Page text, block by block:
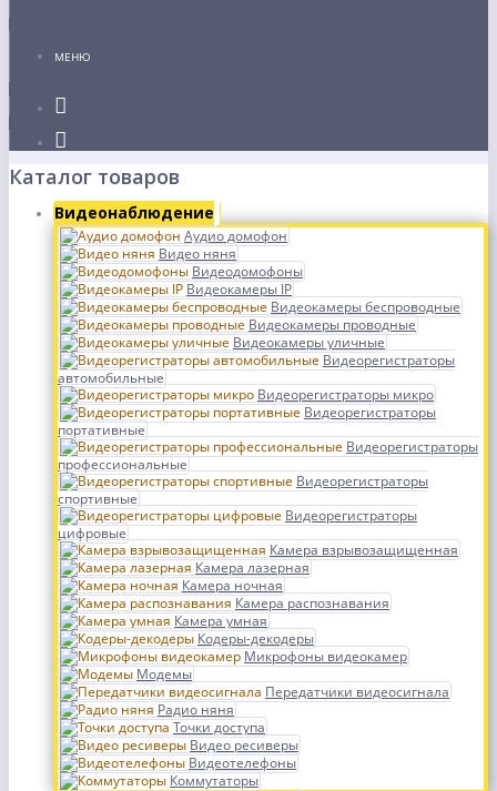
МЕНЮ
Каталог товаров
Видеонаблюдение
Аудио домофон
Видео няня
Видеодомофоны
Видеокамеры IP
Видеокамеры беспроводные
Видеокамеры проводные
Видеокамеры уличные
Видеорегистраторы
автомобильные
Видеорегистраторы микро
Видеорегистраторы
портативные
Видеорегистраторы
профессиональные
Видеорегистраторы
спортивные
Видеорегистраторы
цифровые
Камера взрывозащищенная
Камера лазерная
Камера ночная
Камера распознавания
Камера умная
Кодеры-декодеры
Микрофоны видеокамер
Модемы
Передатчики видеосигнала
Радио няня
Точки доступа
Видео ресиверы
Видеотелефоны
Коммутаторы